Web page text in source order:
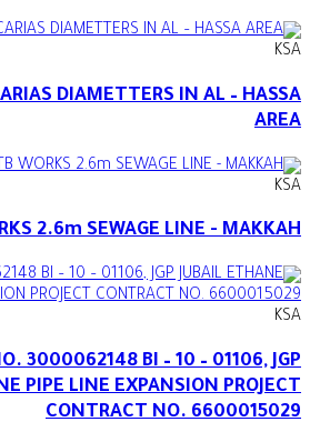
KSA
DIAMETTERS IN AL – HASSA
AREA
KSA
2.6m SEWAGE LINE - MAKKAH
KSA
3000062148 BI – 10 – 01106, JGP
PIPE LINE EXPANSION PROJECT
CONTRACT NO. 6600015029